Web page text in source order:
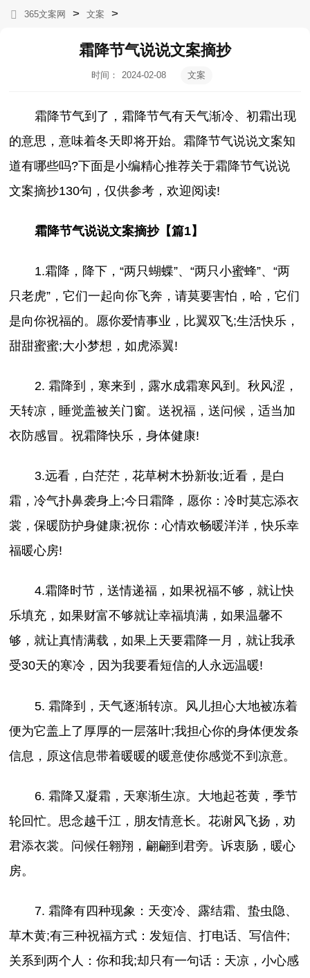
365文案网 > 文案 >
霜降节气说说文案摘抄
时间：
2024-02-08
文案
霜降节气到了，霜降节气有天气渐冷、初霜出现
的意思，意味着冬天即将开始。霜降节气说说文案知
道有哪些吗?下面是小编精心推荐关于霜降节气说说
文案摘抄130句，仅供参考，欢迎阅读!
霜降节气说说文案摘抄【篇1】
1.霜降，降下，“两只蝴蝶”、“两只小蜜蜂”、“两
只老虎”，它们一起向你飞奔，请莫要害怕，哈，它们
是向你祝福的。愿你爱情事业，比翼双飞;生活快乐，
甜甜蜜蜜;大小梦想，如虎添翼!
2. 霜降到，寒来到，露水成霜寒风到。秋风涩，
天转凉，睡觉盖被关门窗。送祝福，送问候，适当加
衣防感冒。祝霜降快乐，身体健康!
3.远看，白茫茫，花草树木扮新妆;近看，是白
霜，冷气扑鼻袭身上;今日霜降，愿你：冷时莫忘添衣
裳，保暖防护身健康;祝你：心情欢畅暖洋洋，快乐幸
福暖心房!
4.霜降时节，送情递福，如果祝福不够，就让快
乐填充，如果财富不够就让幸福填满，如果温馨不
够，就让真情满载，如果上天要霜降一月，就让我承
受30天的寒冷，因为我要看短信的人永远温暖!
5. 霜降到，天气逐渐转凉。风儿担心大地被冻着
便为它盖上了厚厚的一层落叶;我担心你的身体便发条
信息，原这信息带着暖暖的暖意使你感觉不到凉意。
6. 霜降又凝霜，天寒渐生凉。大地起苍黄，季节
轮回忙。思念越千江，朋友情意长。花谢风飞扬，劝
君添衣裳。问候任翱翔，翩翩到君旁。诉衷肠，暖心
房。
7. 霜降有四种现象：天变冷、露结霜、蛰虫隐、
草木黄;有三种祝福方式：发短信、打电话、写信件;
关系到两个人：你和我;却只有一句话：天凉，小心感